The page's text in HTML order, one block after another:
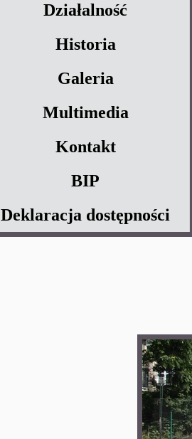
Działalność
Historia
Galeria
Multimedia
Kontakt
BIP
Deklaracja dostępności